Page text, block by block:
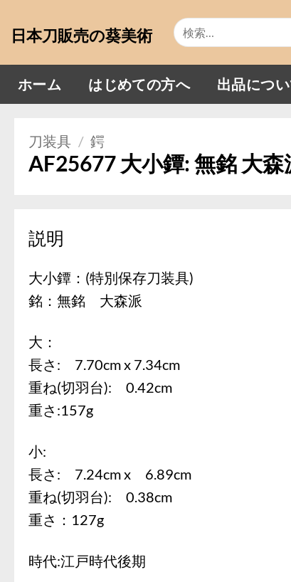
日本刀販売の葵美術
検
索
象:
ホーム はじめての方へ 出品につ
刀装具 / 鍔
AF25677 大小鐔: 無銘 大
説明
大小鐔：(特別保存刀装具)
銘：無銘 大森派
大：
長さ: 7.70cm x 7.34cm
重ね(切羽台): 0.42cm
重さ:157g
小:
長さ: 7.24cm x 6.89cm
重ね(切羽台): 0.38cm
重さ：127g
時代:江戸時代後期